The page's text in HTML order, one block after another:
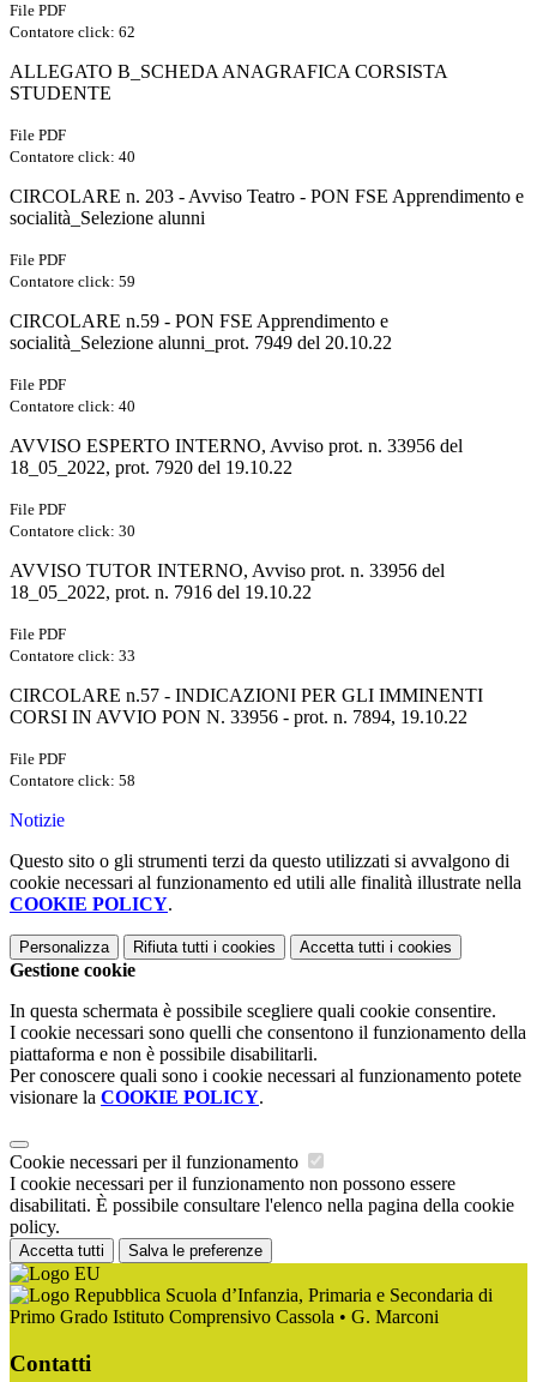
File PDF
Contatore click: 62
ALLEGATO B_SCHEDA ANAGRAFICA CORSISTA
STUDENTE
File PDF
Contatore click: 40
CIRCOLARE n. 203 - Avviso Teatro - PON FSE Apprendimento e
socialità_Selezione alunni
File PDF
Contatore click: 59
CIRCOLARE n.59 - PON FSE Apprendimento e
socialità_Selezione alunni_prot. 7949 del 20.10.22
File PDF
Contatore click: 40
AVVISO ESPERTO INTERNO, Avviso prot. n. 33956 del
18_05_2022, prot. 7920 del 19.10.22
File PDF
Contatore click: 30
AVVISO TUTOR INTERNO, Avviso prot. n. 33956 del
18_05_2022, prot. n. 7916 del 19.10.22
File PDF
Contatore click: 33
CIRCOLARE n.57 - INDICAZIONI PER GLI IMMINENTI
CORSI IN AVVIO PON N. 33956 - prot. n. 7894, 19.10.22
File PDF
Contatore click: 58
Notizie
Questo sito o gli strumenti terzi da questo utilizzati si avvalgono di
cookie necessari al funzionamento ed utili alle finalità illustrate nella
COOKIE POLICY.
Personalizza Rifiuta tutti i cookies Accetta tutti i cookies
Gestione cookie
In questa schermata è possibile scegliere quali cookie consentire.
I cookie necessari sono quelli che consentono il funzionamento della
piattaforma e non è possibile disabilitarli.
Per conoscere quali sono i cookie necessari al funzionamento potete
visionare la COOKIE POLICY.
Cookie necessari per il funzionamento
I cookie necessari per il funzionamento non possono essere
disabilitati. È possibile consultare l'elenco nella pagina della cookie
policy.
Accetta tutti Salva le preferenze
Scuola d’Infanzia, Primaria e Secondaria di
Primo Grado Istituto Comprensivo Cassola • G. Marconi
Contatti